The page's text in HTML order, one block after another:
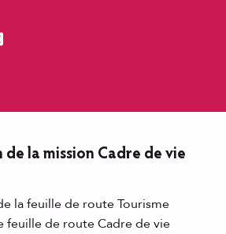
la mission Cadre de vie
la feuille de route Tourisme
feuille de route Cadre de vie